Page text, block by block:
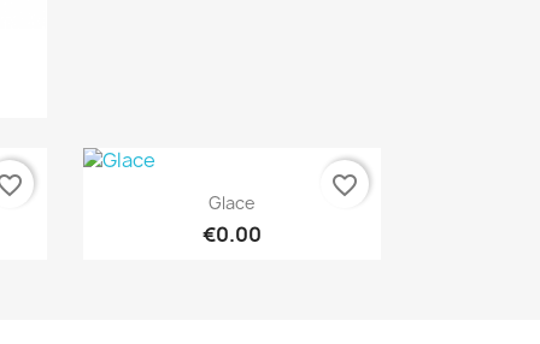
Quick view
Glace
€0.00
favorite_border